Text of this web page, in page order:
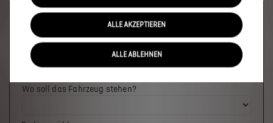
Welches Fahrzeug möchten Sie?
Wo soll das Fahrzeug stehen?
ALLE AKZEPTIEREN
ALLE ABLEHNEN